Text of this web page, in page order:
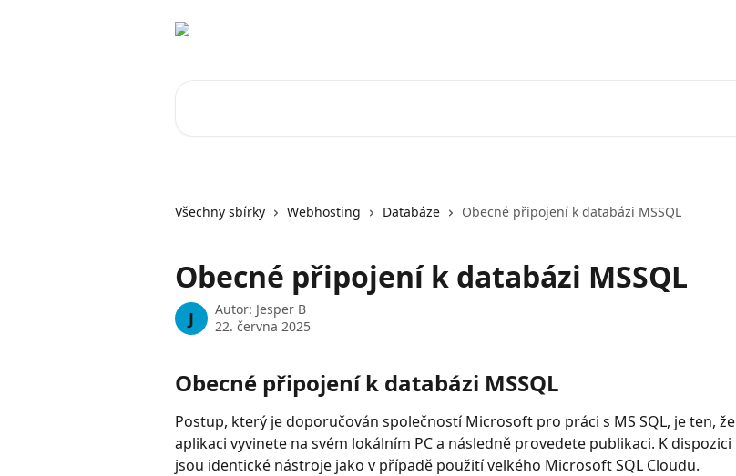
Všechny sbírky Webhosting Databáze Obecné připojení k databázi MSSQL
Obecné připojení k databázi MSSQL
J Autor: Jesper B
22. června 2025
Obecné připojení k databázi MSSQL
Postup, který je doporučován společností Microsoft pro práci s MS SQL, je ten, že
aplikaci vyvinete na svém lokálním PC a následně provedete publikaci. K dispozici
jsou identické nástroje jako v případě použití velkého Microsoft SQL Cloudu.